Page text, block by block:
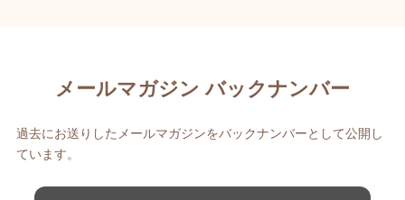
メールマガジン バックナンバー
過去にお送りしたメールマガジンをバックナンバーとして公開し
ています。